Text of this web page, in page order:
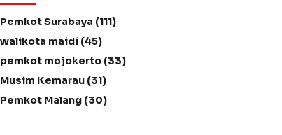
Pemkot Surabaya (111)
walikota maidi (45)
pemkot mojokerto (33)
Musim Kemarau (31)
Pemkot Malang (30)